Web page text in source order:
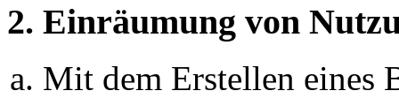
2. Einräumung von
Mit dem Erstellen eines